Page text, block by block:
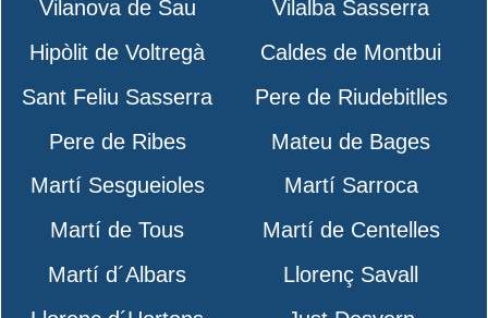
Vilanova de Sau
Vilalba Sasserra
Hipòlit de Voltregà
Caldes de Montbui
Sant Feliu Sasserra
Pere de Riudebitlles
Pere de Ribes
Mateu de Bages
Martí Sesgueioles
Martí Sarroca
Martí de Tous
Martí de Centelles
Martí d´Albars
Llorenç Savall